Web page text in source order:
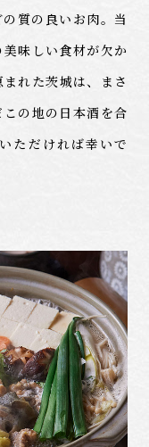
質の良いお肉。当
味しい食材が欠か
れた茨城は、まさ
の地の日本酒を合
ただければ幸いで